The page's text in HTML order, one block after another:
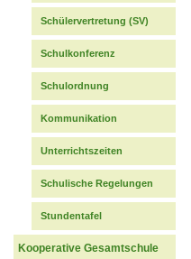
Schülervertretung (SV)
Schulkonferenz
Schulordnung
Kommunikation
Unterrichtszeiten
Schulische Regelungen
Stundentafel
Kooperative Gesamtschule